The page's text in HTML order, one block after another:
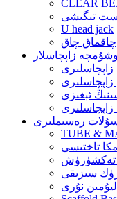
CLEAR
تىگىشى
U head jack
چاقماق چاق
زاپچاسلار
زاپچاسلىرى
ئېغىزى
زاپچاسلىرى
رەسىملىرى
TUBE &
تاختىسى
تەكشۈرۈش
سىزىقى
نۇرى